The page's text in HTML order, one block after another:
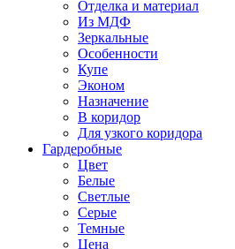
Отделка и материал
Из МДФ
Зеркальные
Особенности
Купе
Эконом
Назначение
В коридор
Для узкого коридора
Гардеробные
Цвет
Белые
Светлые
Серые
Темные
Цена